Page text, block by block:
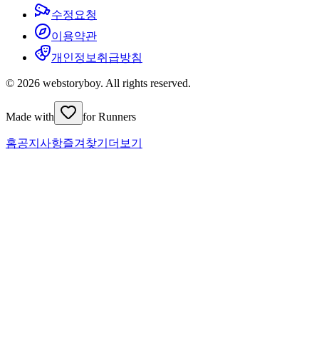
수정요청
이용약관
개인정보취급방침
© 2026 webstoryboy. All rights reserved.
Made with for Runners
홈공지사항즐겨찾기 더보기